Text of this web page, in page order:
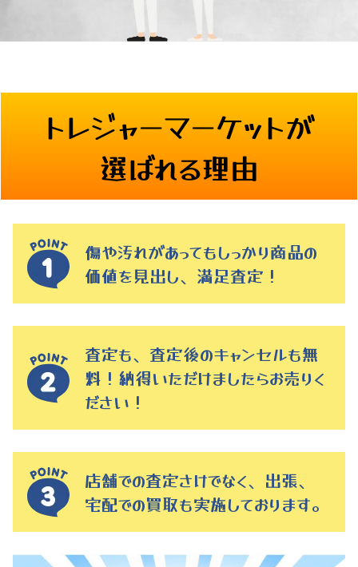
トレジャーマーケットが
選ばれる理由
傷や汚れがあってもしっかり商品の
価値を見出し、満足査定！
査定も、査定後のキャンセルも無
料！納得いただけましたらお売りく
ださい！
店舗での査定さけでなく、出張、
宅配での買取も実施しております。